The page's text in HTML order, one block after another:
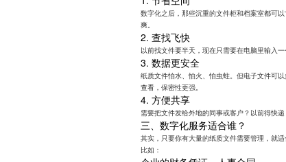
数字化之后，那些沉重的文件柜和档案室都可
爽。
2. 查找飞快
以前找文件要半天，现在只需要在电脑里输入
3. 数据更安全
纸质文件怕水、怕火、怕虫蛀。但电子文件可
查看，保密性更强。
4. 方便共享
需要把文件发给外地的同事或客户？以前得快
三、数字化服务适合谁？
其实，只要你有大量的纸质文件需要管理，就适
比如：